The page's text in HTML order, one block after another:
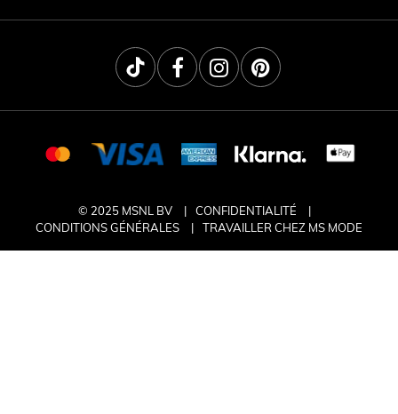
© 2025 MSNL BV
CONFIDENTIALITÉ
CONDITIONS GÉNÉRALES
TRAVAILLER CHEZ MS MODE